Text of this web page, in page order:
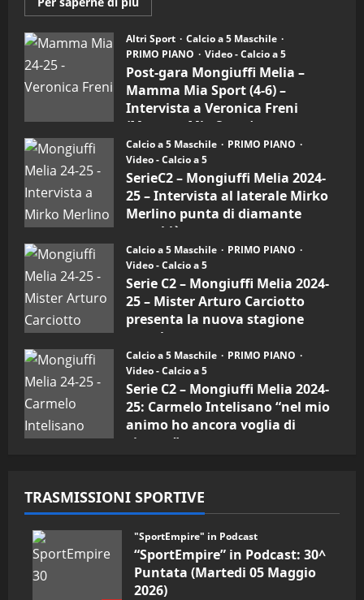
informazioni
Post-
gara
Mongiuffi
Melia
–
Mamma
Mia
Sport
(4-
6)
–
Intervista
a
mister
Arturo
Carciotto
(Mongiuffi
Melia)
Altri Sport
Calcio a 5 Maschile
PRIMO PIANO
Video - Calcio a 5
Post-gara Mongiuffi Melia –
Mamma Mia Sport (4-6) –
Intervista a Veronica Freni
(Mamma Mia Sport)
30/09/2024
Calcio a 5 Maschile
PRIMO PIANO
Video - Calcio a 5
SerieC2 – Mongiuffi Melia 2024-
25 – Intervista al laterale Mirko
Merlino punta di diamante
rossoblù
26/09/2024
Calcio a 5 Maschile
PRIMO PIANO
Video - Calcio a 5
Serie C2 – Mongiuffi Melia 2024-
25 – Mister Arturo Carciotto
presenta la nuova stagione
sportiva
11/09/2024
Calcio a 5 Maschile
PRIMO PIANO
Video - Calcio a 5
Serie C2 – Mongiuffi Melia 2024-
25: Carmelo Intelisano “nel mio
animo ho ancora voglia di
vincere”
TRASMISSIONI SPORTIVE
"SportEmpire" in Podcast
“SportEmpire” in Podcast: 30^
Puntata (Martedi 05 Maggio
2026)